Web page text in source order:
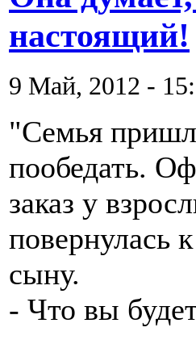
настоящий!
9 Май, 2012 -
"Семья
пообедать.
заказ у
повернулась
сыну.
- Что вы